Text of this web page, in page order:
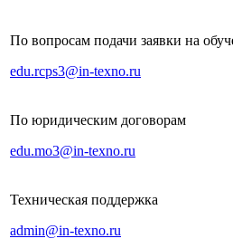
По вопросам подачи заявки на
edu.rcps3@in-texno.ru
По юридическим договорам
edu.mo3@in-texno.ru
Техническая поддержка
admin@in-texno.ru